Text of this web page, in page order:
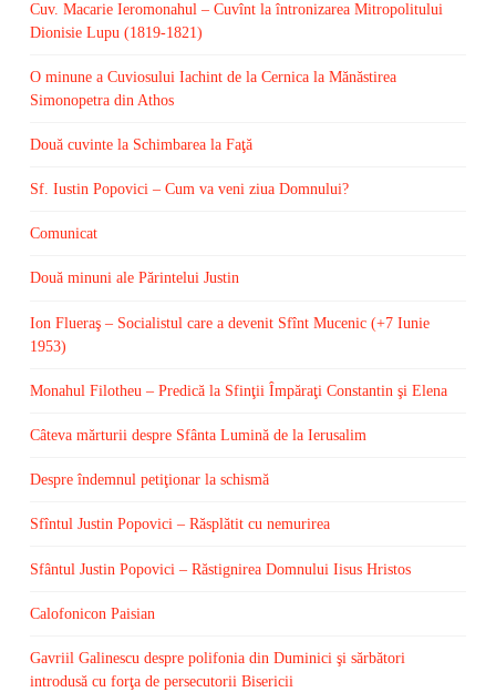
Cuv. Macarie Ieromonahul – Cuvînt la întronizarea Mitropolitului
Dionisie Lupu (1819-1821)
O minune a Cuviosului Iachint de la Cernica la Mănăstirea
Simonopetra din Athos
Două cuvinte la Schimbarea la Faţă
Sf. Iustin Popovici – Cum va veni ziua Domnului?
Comunicat
Două minuni ale Părintelui Justin
Ion Flueraş – Socialistul care a devenit Sfînt Mucenic (+7 Iunie
1953)
Monahul Filotheu – Predică la Sfinţii Împăraţi Constantin şi Elena
Câteva mărturii despre Sfânta Lumină de la Ierusalim
Despre îndemnul petiţionar la schismă
Sfîntul Justin Popovici – Răsplătit cu nemurirea
Sfântul Justin Popovici – Răstignirea Domnului Iisus Hristos
Calofonicon Paisian
Gavriil Galinescu despre polifonia din Duminici şi sărbători
introdusă cu forţa de persecutorii Bisericii